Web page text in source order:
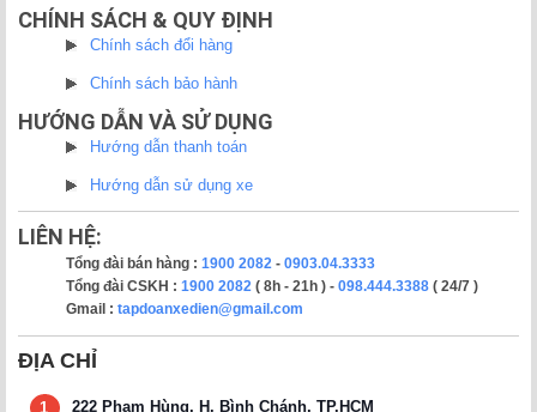
CHÍNH SÁCH & QUY ĐỊNH
Chính sách đổi hàng
Chính sách bảo hành
HƯỚNG DẪN VÀ SỬ DỤNG
Hướng dẫn thanh toán
Hướng dẫn sử dụng xe
LIÊN HỆ:
Tổng đài bán hàng : 1900 2082 - 0903.04.3333
Tổng đài CSKH : 1900 2082 ( 8h - 21h ) - 098.444.3388 ( 24/7 )
Gmail : tapdoanxedien@gmail.com
ĐỊA CHỈ
1
222 Phạm Hùng, H. Bình Chánh, TP.HCM